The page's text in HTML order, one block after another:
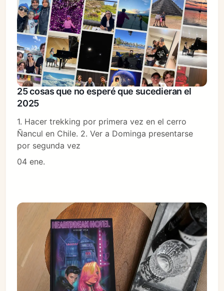
25 cosas que no esperé que sucedieran el
2025
1. Hacer trekking por primera vez en el cerro
Ñancul en Chile. 2. Ver a Dominga presentarse
por segunda vez
04 ene.